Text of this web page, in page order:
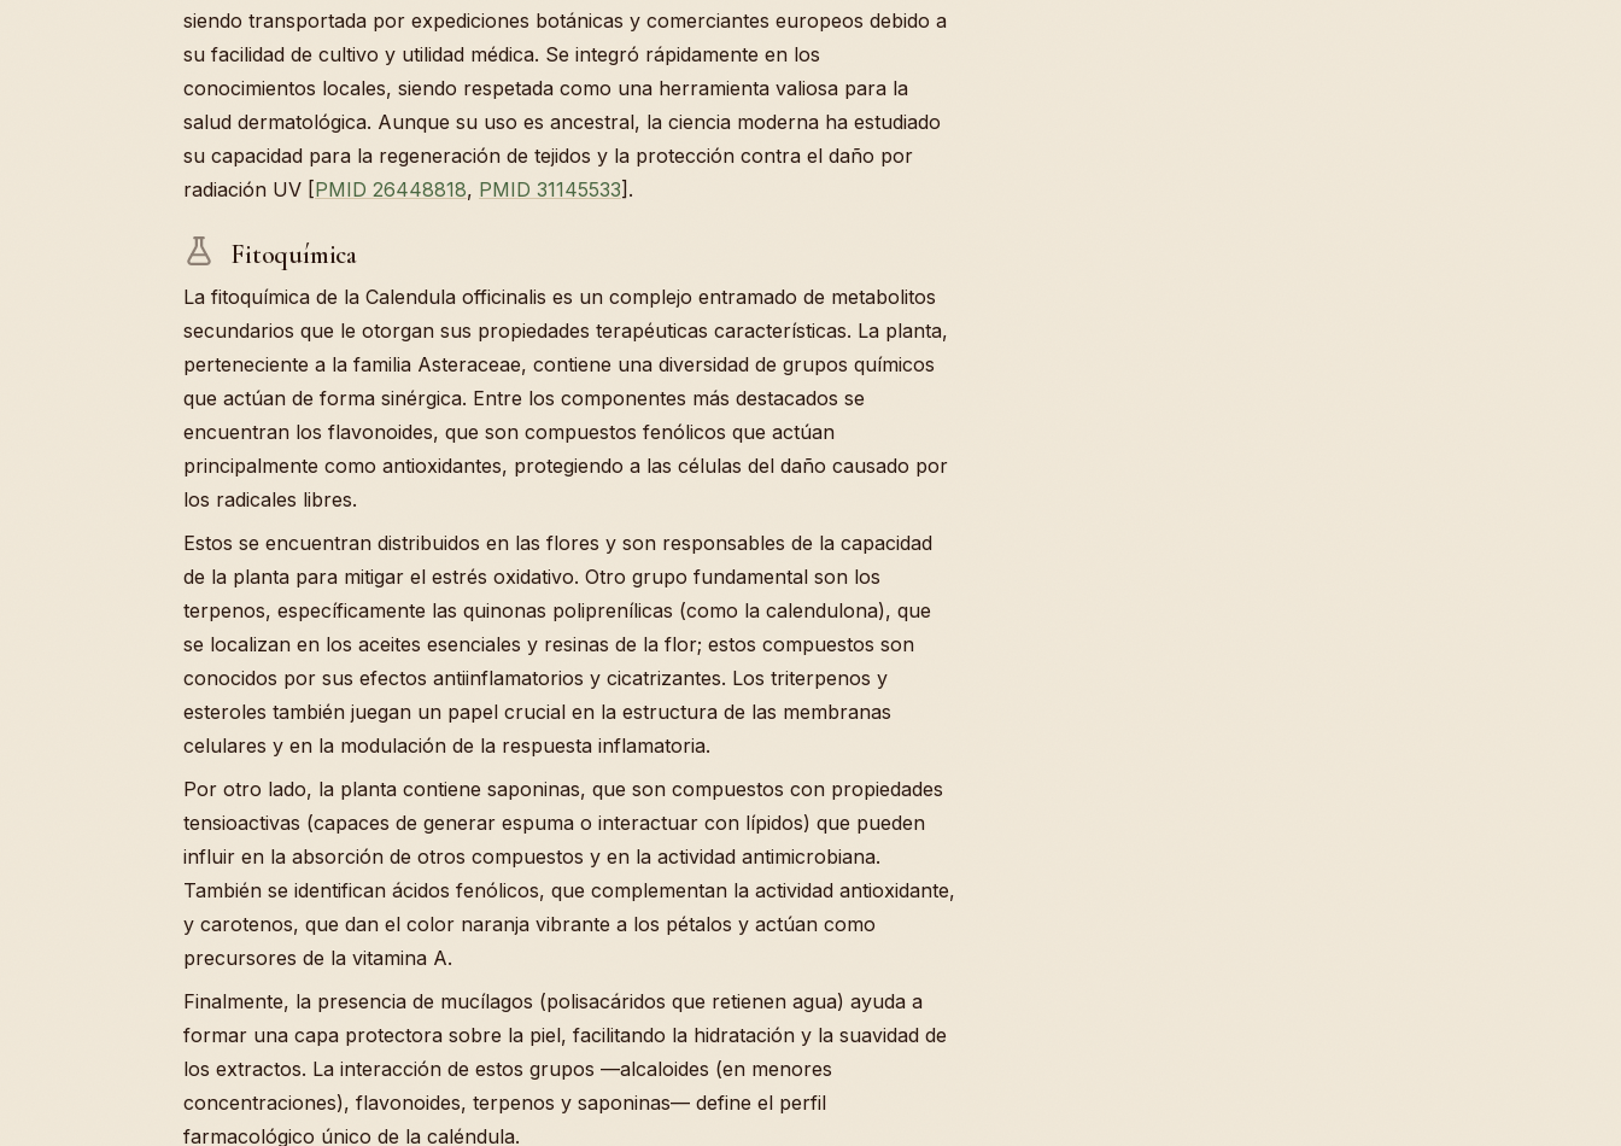
siendo transportada por expediciones botánicas y comerciantes europeos debido a
su facilidad de cultivo y utilidad médica. Se integró rápidamente en los
conocimientos locales, siendo respetada como una herramienta valiosa para la
salud dermatológica. Aunque su uso es ancestral, la ciencia moderna ha estudiado
su capacidad para la regeneración de tejidos y la protección contra el daño por
radiación UV [PMID 26448818, PMID 31145533].
Fitoquímica
La fitoquímica de la Calendula officinalis es un complejo entramado de metabolitos
secundarios que le otorgan sus propiedades terapéuticas características. La planta,
perteneciente a la familia Asteraceae, contiene una diversidad de grupos químicos
que actúan de forma sinérgica. Entre los componentes más destacados se
encuentran los flavonoides, que son compuestos fenólicos que actúan
principalmente como antioxidantes, protegiendo a las células del daño causado por
los radicales libres.
Estos se encuentran distribuidos en las flores y son responsables de la capacidad
de la planta para mitigar el estrés oxidativo. Otro grupo fundamental son los
terpenos, específicamente las quinonas poliprenílicas (como la calendulona), que
se localizan en los aceites esenciales y resinas de la flor; estos compuestos son
conocidos por sus efectos antiinflamatorios y cicatrizantes. Los triterpenos y
esteroles también juegan un papel crucial en la estructura de las membranas
celulares y en la modulación de la respuesta inflamatoria.
Por otro lado, la planta contiene saponinas, que son compuestos con propiedades
tensioactivas (capaces de generar espuma o interactuar con lípidos) que pueden
influir en la absorción de otros compuestos y en la actividad antimicrobiana.
También se identifican ácidos fenólicos, que complementan la actividad antioxidante,
y carotenos, que dan el color naranja vibrante a los pétalos y actúan como
precursores de la vitamina A.
Finalmente, la presencia de mucílagos (polisacáridos que retienen agua) ayuda a
formar una capa protectora sobre la piel, facilitando la hidratación y la suavidad de
los extractos. La interacción de estos grupos —alcaloides (en menores
concentraciones), flavonoides, terpenos y saponinas— define el perfil
farmacológico único de la caléndula.